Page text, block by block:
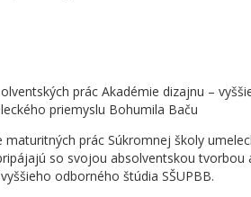
prác Akadémie dizajnu –
priemyslu Bohumila Baču
maturitných prác Súkromnej školy
so svojou absolventskou tvorbou
odborného štúdia SŠUPBB.